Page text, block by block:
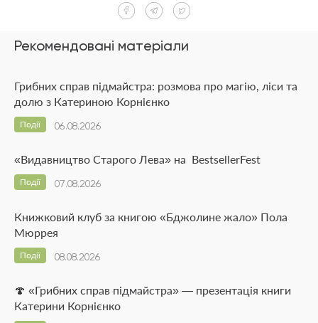
Рекомендовані матеріали
Грибних справ підмайстра: розмова про магію, ліси та
долю з Катериною Корнієнко
06.08.2026
Події
«Видавництво Старого Лева» на BestsellerFest
07.08.2026
Події
Книжковий клуб за книгою «Бджолине жало» Пола
Мюррея
08.08.2026
Події
🍄 «Грибних справ підмайстра» — презентація книги
Катерини Корнієнко